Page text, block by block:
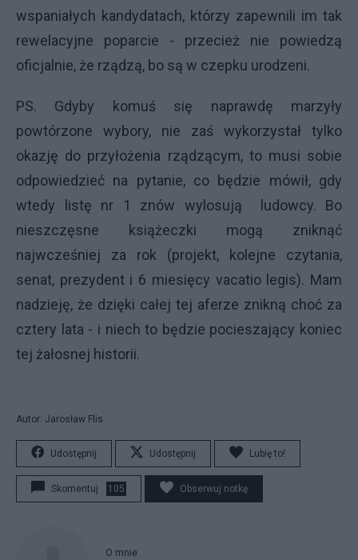
wspaniałych kandydatach, którzy zapewnili im tak
rewelacyjne poparcie - przecież nie powiedzą
oficjalnie, że rządzą, bo są w czepku urodzeni.
PS. Gdyby komuś się naprawdę marzyły
powtórzone wybory, nie zaś wykorzystał tylko
okazję do przyłożenia rządzącym, to musi sobie
odpowiedzieć na pytanie, co będzie mówił, gdy
wtedy listę nr 1 znów wylosują ludowcy. Bo
nieszczęsne książeczki mogą zniknąć
najwcześniej za rok (projekt, kolejne czytania,
senat, prezydent i 6 miesięcy vacatio legis). Mam
nadzieję, że dzięki całej tej aferze znikną choć za
cztery lata - i niech to będzie pocieszający koniec
tej żałosnej historii.
Autor: Jarosław Flis
Udostępnij Udostępnij Lubię to!
Skomentuj 105 Obserwuj notkę
O mnie